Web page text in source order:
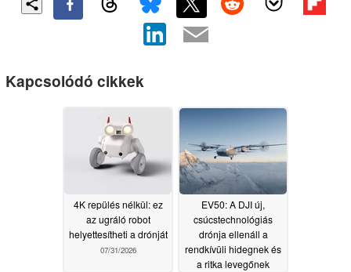
Kapcsolódó cikkek
4K repülés nélkül: ez
az ugráló robot
helyettesítheti a drónját
07/31/2026
EV50: A DJI új,
csúcstechnológiás
drónja ellenáll a
rendkívüli hidegnek és
a ritka levegőnek